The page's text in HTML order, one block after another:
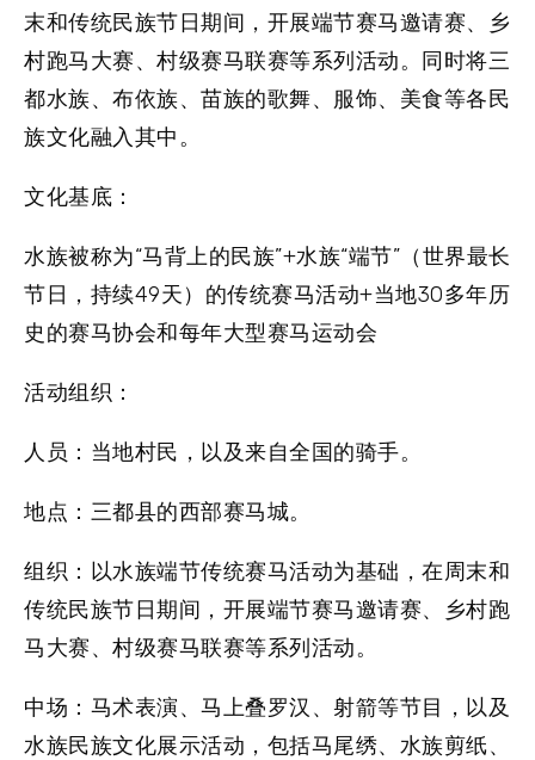
末和传统民族节日期间，开展端节赛马邀请赛、乡
村跑马大赛、村级赛马联赛等系列活动。同时将三
都水族、布依族、苗族的歌舞、服饰、美食等各民
族文化融入其中。
文化基底：
水族被称为“马背上的民族”+水族“端节”（世界最长
节日，持续49天）的传统赛马活动+当地30多年历
史的赛马协会和每年大型赛马运动会
活动组织：
人员： 当地村民，以及来自全国的骑手。
地点： 三都县的西部赛马城。
组织： 以水族端节传统赛马活动为基础，在周末和
传统民族节日期间，开展端节赛马邀请赛、乡村跑
马大赛、村级赛马联赛等系列活动。
中场： 马术表演、马上叠罗汉、射箭等节目，以及
水族民族文化展示活动，包括马尾绣、水族剪纸、